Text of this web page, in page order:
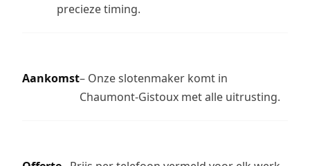
precieze timing.
Aankomst– Onze slotenmaker komt in
Chaumont-Gistoux met alle uitrusting.